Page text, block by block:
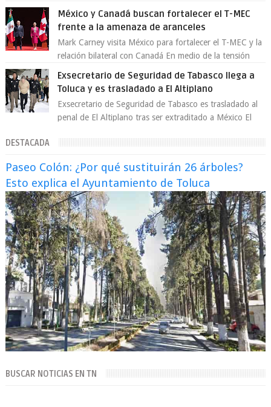
México y Canadá buscan fortalecer el T-MEC
frente a la amenaza de aranceles
Mark Carney visita México para fortalecer el T-MEC y la
relación bilateral con Canadá En medio de la tensión
Exsecretario de Seguridad de Tabasco llega a
Toluca y es trasladado a El Altiplano
Exsecretario de Seguridad de Tabasco es trasladado al
penal de El Altiplano tras ser extraditado a México El
DESTACADA
Paseo Colón: ¿Por qué sustituirán 26 árboles?
Esto explica el Ayuntamiento de Toluca
BUSCAR NOTICIAS EN TN